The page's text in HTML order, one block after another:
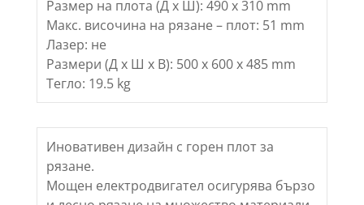
Размер на плота (Д х Ш): 490 х 310 mm
Макс. височина на рязане – плот: 51 mm
Лазер: не
Размери (Д х Ш х В): 500 x 600 x 485 mm
Тегло: 19.5 kg
Иновативен дизайн с горен плот за
рязане.
Мощен електродвигател осигурява бързо